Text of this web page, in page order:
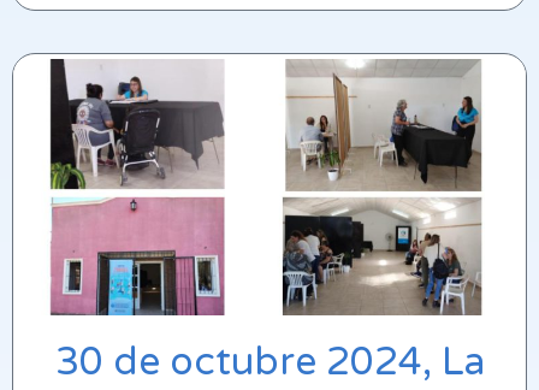
30 de octubre 2024, La